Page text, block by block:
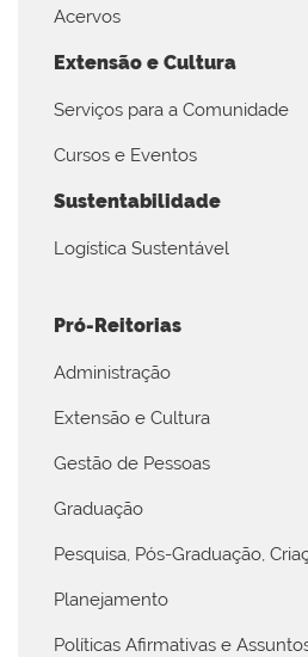
Acervos
Extensão e Cultura
Serviços para a Comunidade
Cursos e Eventos
Sustentabilidade
Logística Sustentável
Pró-Reitorias
Administração
Extensão e Cultura
Gestão de Pessoas
Graduação
Pesquisa, Pós-Graduação,
Planejamento
Políticas Afirmativas e